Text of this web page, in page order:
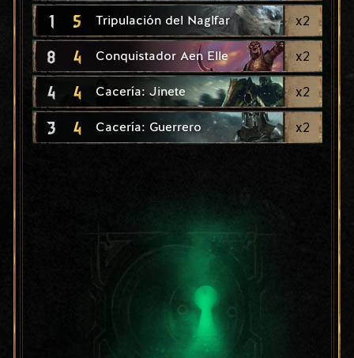
1 5 Tripulación del Naglfar x2
8 4 Conquistador Aen Elle x2
4 4 Cacería: Jinete x2
3 4 Cacería: Guerrero x2